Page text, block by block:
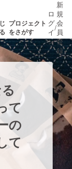
プロジェクト
をさがす
近いプ
もうすぐ公開
されます
ゲーム・
ロ
グ
イ
ン
/
新
規
会
員
登
録
て
の
て